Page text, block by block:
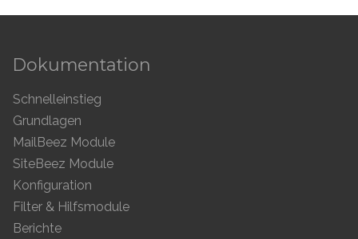
Dokumentation
Schnelleinstieg
Grundlagen
MailBeez Module
SiteBeez Module
Konfiguration
Filter & Hilfsmodule
Berichte